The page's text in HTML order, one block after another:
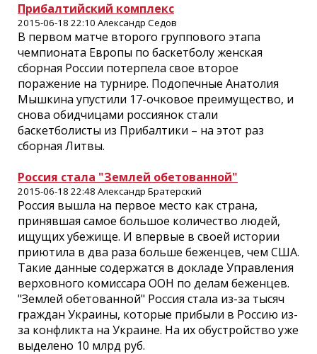
Прибалтийский комплекс
2015-06-18 22:10 Александр Седов
В первом матче второго группового этапа
чемпионата Европы по баскетболу женская
сборная России потерпела свое второе
поражение на турнире. Подопечные Анатолия
Мышкина упустили 17-очковое преимущество, и
снова обидчицами россиянок стали
баскетболисты из Прибалтики – на этот раз
сборная Литвы.
Россия стала "Землей обетованной"
2015-06-18 22:48 Александр Братерский
Россия вышла на первое место как страна,
принявшая самое большое количество людей,
ищущих убежище. И впервые в своей истории
приютила в два раза больше беженцев, чем США.
Такие данные содержатся в докладе Управления
верховного комиссара ООН по делам беженцев.
"Землей обетованной" Россия стала из-за тысяч
граждан Украины, которые прибыли в Россию из-
за конфликта на Украине. На их обустройство уже
выделено 10 млрд руб.